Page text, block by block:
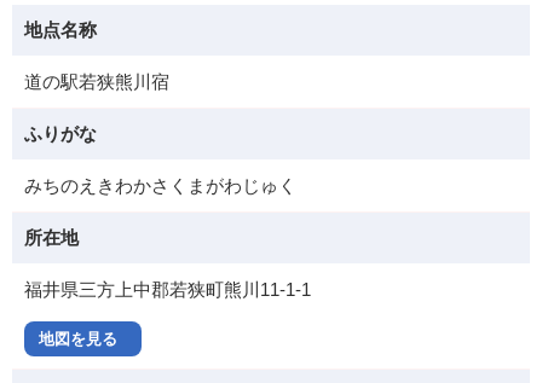
地点名称
道の駅若狭熊川宿
ふりがな
みちのえきわかさくまがわじゅく
所在地
福井県三方上中郡若狭町熊川11-1-1
地図を見る